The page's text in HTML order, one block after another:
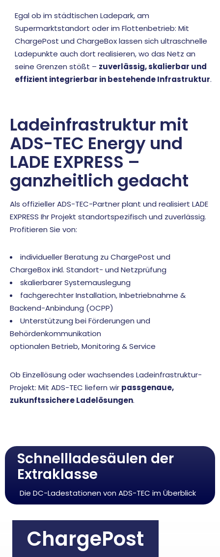
Egal ob im städtischen Ladepark, am
Supermarktstandort oder im Flottenbetrieb: Mit
ChargePost und ChargeBox lassen sich ultraschnelle
Ladepunkte auch dort realisieren, wo das Netz an
seine Grenzen stößt – zuverlässig, skalierbar und
effizient integrierbar in bestehende Infrastruktur.
Ladeinfrastruktur mit
ADS-TEC Energy und
LADE EXPRESS –
ganzheitlich gedacht
Als offizieller ADS-TEC-Partner plant und realisiert LADE
EXPRESS Ihr Projekt standortspezifisch und zuverlässig.
Profitieren Sie von:
individueller Beratung zu ChargePost und
ChargeBox inkl. Standort- und Netzprüfung
skalierbarer Systemauslegung
fachgerechter Installation, Inbetriebnahme &
Backend-Anbindung (OCPP)
Unterstützung bei Förderungen und
Behördenkommunikation
optionalen Betrieb, Monitoring & Service
Ob Einzellösung oder wachsendes Ladeinfrastruktur-
Projekt: Mit ADS-TEC liefern wir passgenaue,
zukunftssichere Lade­lösungen.
Schnellladesäulen der
Extraklasse
Die DC-Ladestationen von ADS-TEC im Überblick
ChargePost